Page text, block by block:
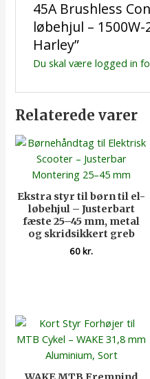
45A Brushless
løbehjul –
Harley”
Du skal være logged in
Relaterede varer
Ekstra styr til børn til el-
løbehjul – Justerbart
fæste 25–45 mm, metal
og skridsikkert greb
60kr.